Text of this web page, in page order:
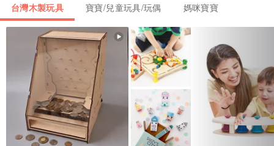
適用年齡：3歲以上
主要材質：山毛櫸、夾板
商品尺寸：23×20.5×4.5cm
生產地：台灣
台灣木製玩具 寶寶/兒童玩具/玩偶 媽咪寶寶